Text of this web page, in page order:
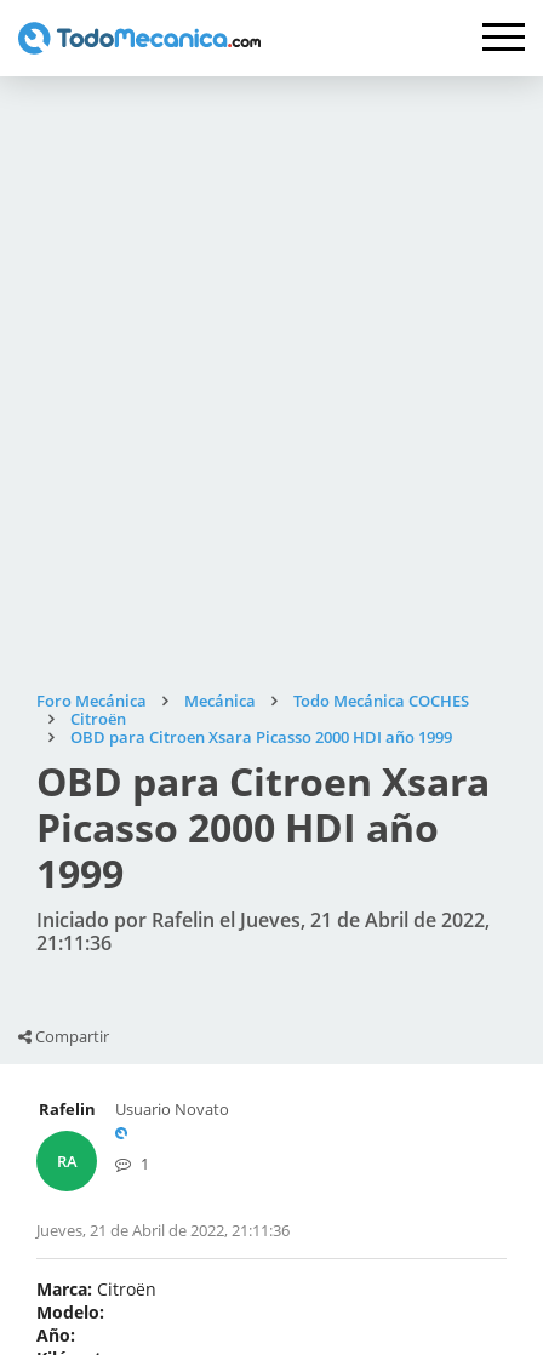
Foro Mecánica Mecánica
Todo Mecánica COCHES
Citroën
OBD para Citroen Xsara Picasso 2000 HDI año 1999
OBD para Citroen Xsara
Picasso 2000 HDI año
1999
Iniciado por Rafelin el Jueves, 21 de Abril de 2022,
21:11:36
Compartir
Rafelin
RA
Usuario Novato
1
Jueves, 21 de Abril de 2022, 21:11:36
Marca: Citroën
Modelo:
Año: